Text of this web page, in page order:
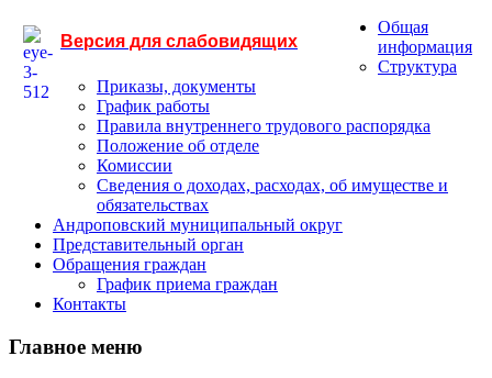
Версия для слабовидящих
Общая
информация
Структура
Приказы, документы
График работы
Правила внутреннего трудового распорядка
Положение об отделе
Комиссии
Сведения о доходах, расходах, об имуществе и
обязательствах
Андроповский муниципальный округ
Представительный орган
Обращения граждан
График приема граждан
Контакты
Главное меню